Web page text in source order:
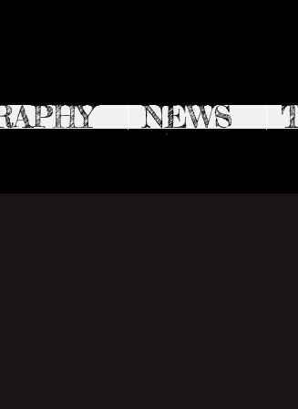
NEWS